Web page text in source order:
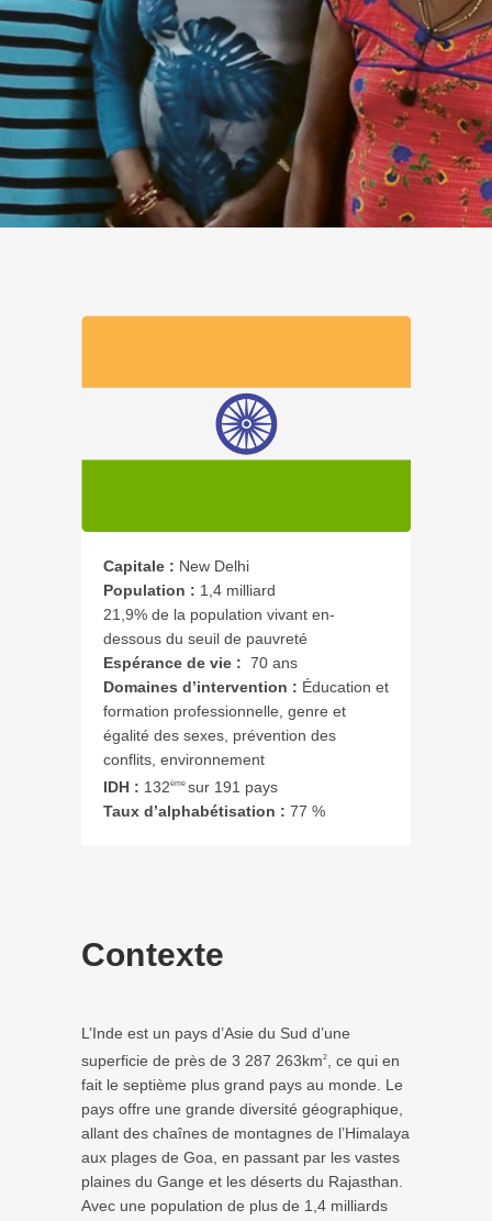
Capitale : New Delhi
Population : 1,4 milliard
21,9% de la population vivant en-
dessous du seuil de pauvreté
Espérance de vie : 70 ans
Domaines d’intervention : Éducation et
formation professionnelle, genre et
égalité des sexes, prévention des
conflits, environnement
IDH : 132ème sur 191 pays
Taux d’alphabétisation : 77 %
Contexte
L’Inde est un pays d’Asie du Sud d’une
superficie de près de 3 287 263km2
, ce qui en
fait le septième plus grand pays au monde. Le
pays offre une grande diversité géographique,
allant des chaînes de montagnes de l’Himalaya
aux plages de Goa, en passant par les vastes
plaines du Gange et les déserts du Rajasthan.
Avec une population de plus de 1,4 milliards